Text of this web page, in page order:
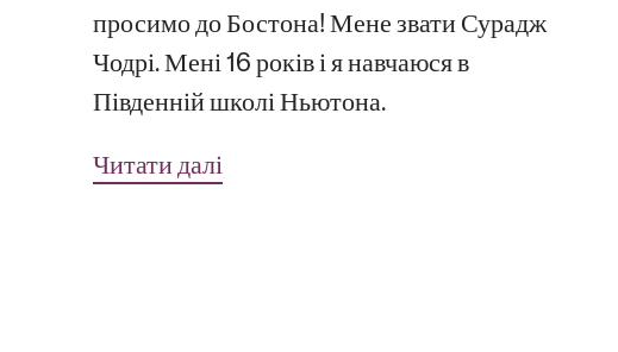
просимо до Бостона! Мене звати Сурадж
Чодрі. Мені 16 років і я навчаюся в
Південній школі Ньютона.
Читати далі